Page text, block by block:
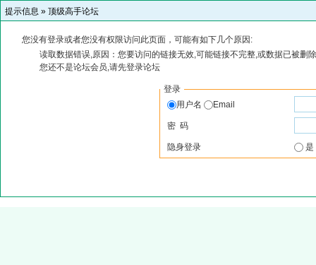
提示信息 » 顶级高手论坛
您没有登录或者您没有权限访问此页面，可能有如下几个原因:
读取数据错误,原因：您要访问的链接无效,可能链接不完整,或数据已被删
您还不是论坛会员,请先登录论坛
登录
用户名
Email
密 码
隐身登录